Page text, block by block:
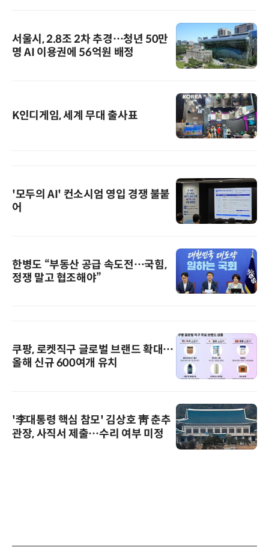
서울시, 2.8조 2차 추경…청년 50만
명 AI 이용권에 56억원 배정
K인디게임, 세계 무대 출사표
'모두의 AI' 컨소시엄 영입 경쟁 불붙
어
한병도 “부동산 공급 속도전…국힘,
정쟁 말고 협조해야”
쿠팡, 로켓직구 글로벌 브랜드 확대…
올해 신규 600여개 유치
'李대통령 핵심 참모' 김상호 靑 춘추
관장, 사직서 제출…수리 여부 미정